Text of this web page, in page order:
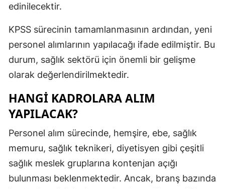
Kayseri
Kırklareli
Kütahya
edinilecektir.
KPSS sürecinin tamamlanmasının ardından, yeni
personel alımlarının yapılacağı ifade edilmiştir. Bu
durum, sağlık sektörü için önemli bir gelişme
olarak değerlendirilmektedir.
HANGI KADROLARA ALIM
YAPILACAK?
Personel alım sürecinde, hemşire, ebe, sağlık
memuru, sağlık teknikeri, diyetisyen gibi çeşitli
sağlık meslek gruplarına kontenjan açığı
bulunması beklenmektedir. Ancak, branş bazında